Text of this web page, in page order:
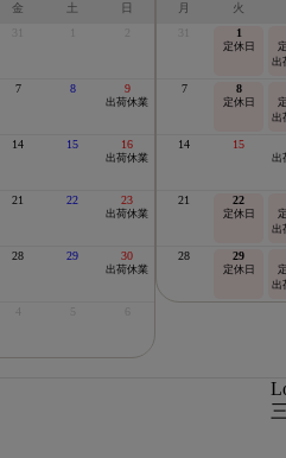
金 土
日
31 1
7 8 9
出荷休業
14 15 16
出荷休業
21 22 23
出荷休業
28 29 30
出荷休業
4
月 火
31
1
定休日
出
7 8
定休日
出
14 15
出
21 22
定休日
出
28 29
定休日
出